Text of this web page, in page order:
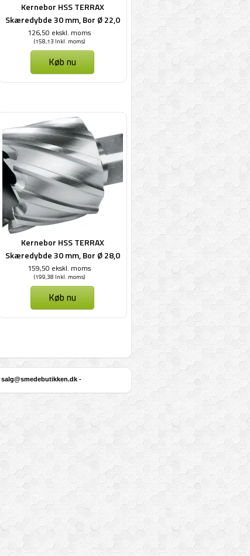
Kernebor HSS TERRAX
Skæredybde 30 mm, Bor Ø 22,0
mm
126,50 ekskl. moms
(158,13 Inkl. moms)
Køb nu
Kernebor HSS TERRAX
Skæredybde 30 mm, Bor Ø 28,0
mm
159,50 ekskl. moms
(199,38 Inkl. moms)
Køb nu
salg@smedebutikken.dk -